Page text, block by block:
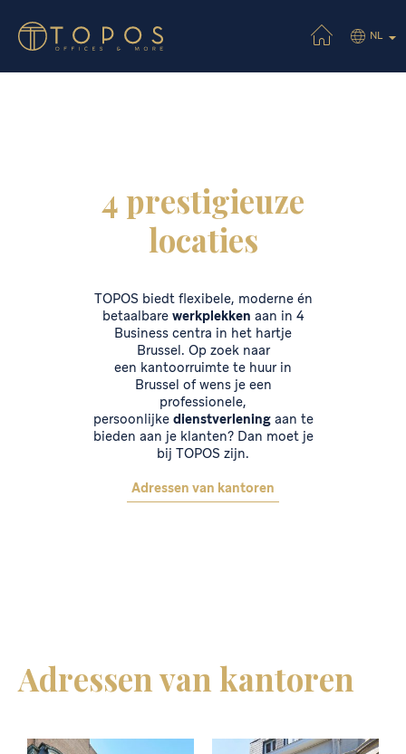
NL
4 prestigieuze
locaties
TOPOS biedt flexibele, moderne én
betaalbare werkplekken aan in 4
Business centra in het hartje
Brussel. Op zoek naar
een kantoorruimte te huur in
Brussel of wens je een
professionele,
persoonlijke dienstverleningaan te
bieden aan je klanten? Dan moet je
bij TOPOS zijn.
Adressen van kantoren
Adressen van kantoren